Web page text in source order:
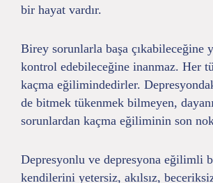
bir hayat vardır.
Birey sorunlarla başa çıkabileceğine
kontrol edebileceğine inanmaz. Her
kaçma eğilimindedirler.
de bitmek tükenmek bilmeyen,
sorunlardan kaçma eğiliminin son
Depresyonlu ve depresyona eğilimli
kendilerini yetersiz, akılsız,